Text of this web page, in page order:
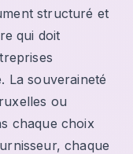
structuré et
qui doit
La souveraineté
ou
chaque choix
chaque